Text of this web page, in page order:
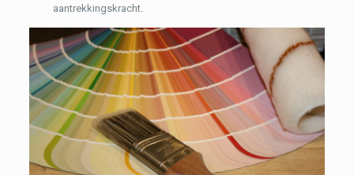
aantrekkingskracht.